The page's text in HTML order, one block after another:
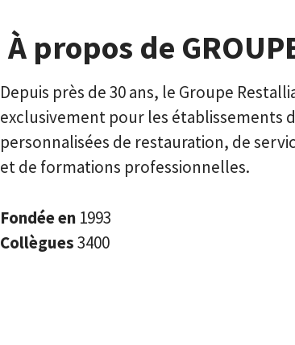
À propos de
Depuis près de 30 ans, le Groupe
exclusivement pour les établissements
personnalisées de restauration, de
et de formations professionnelles.
Fondée en 1993
Collègues3400